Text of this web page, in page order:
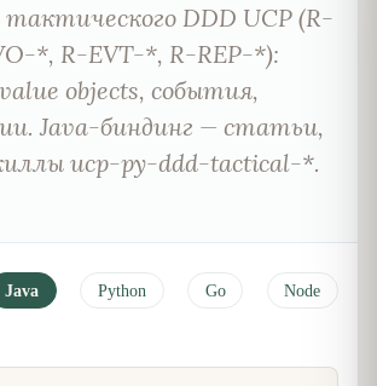
DDD UCP (R-
*, R-EVT-*, R-REP-*):
objects, события,
Java-биндинг — статьи,
ucp-py-ddd-tactical-*.
Java Python Go Node